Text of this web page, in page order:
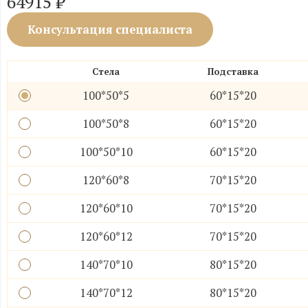
Консультация специалиста
Стела Подставка
100*50*5
60*15*20
100*50*8
60*15*20
100*50*10
60*15*20
120*60*8
70*15*20
120*60*10
70*15*20
120*60*12
70*15*20
140*70*10
80*15*20
140*70*12
80*15*20